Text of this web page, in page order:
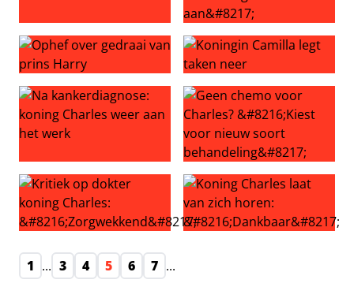
Charles vernedert Harry tweemaalKoning Charles past zijn
Ophef over gedraai van prins HarryKoningin Camilla legt taken
Na kankerdiagnose: koning Charles weer aan het werk
Geen chemo voor Charles?
1 ... 3 4 5 6 7 ...